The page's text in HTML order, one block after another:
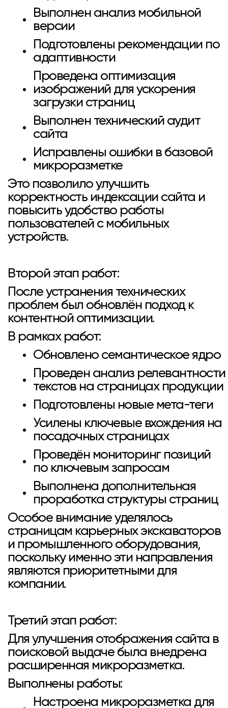
Выполнен анализ мобильной
версии
Подготовлены рекомендации по
адаптивности
Проведена оптимизация
изображений для ускорения
загрузки страниц
Выполнен технический аудит
сайта
Исправлены ошибки в базовой
микроразметке
Это позволило улучшить
корректность индексации сайта и
повысить удобство работы
пользователей с мобильных
устройств.
Второй этап работ:
После устранения технических
проблем был обновлён подход к
контентной оптимизации.
В рамках работ:
Обновлено семантическое ядро
Проведен анализ релевантности
текстов на страницах продукции
Подготовлены новые мета-теги
Усилены ключевые вхождения на
посадочных страницах
Проведён мониторинг позиций
по ключевым запросам
Выполнена дополнительная
проработка структуры страниц
Особое внимание уделялось
страницам карьерных экскаваторов
и промышленного оборудования,
поскольку именно эти направления
являются приоритетными для
компании.
Третий этап работ:
Для улучшения отображения сайта в
поисковой выдаче была внедрена
расширенная микроразметка.
Выполнены работы:
Настроена микроразметка для